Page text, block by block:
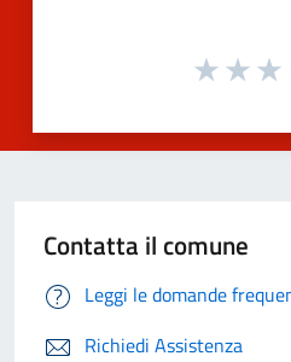
Contatta il comune
Leggi le domande
Richiedi Assistenza